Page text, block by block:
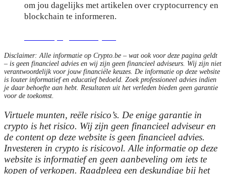
om jou dagelijks met artikelen over cryptocurrency en
blockchain te informeren.
Disclaimer: Alle informatie op Crypto.be – wat ook voor deze pagina geldt
– is geen financieel advies en wij zijn geen financieel adviseurs. Wij zijn niet
verantwoordelijk voor jouw financiële keuzes. De informatie op deze website
is louter informatief en educatief bedoeld. Zoek professioneel advies indien
je daar behoefte aan hebt. Resultaten uit het verleden bieden geen garantie
voor de toekomst.
Virtuele munten, reële risico’s. De enige garantie in
crypto is het risico. Wij zijn geen financieel adviseur en
de content op deze website is geen financieel advies.
Investeren in crypto is risicovol. Alle informatie op deze
website is informatief en geen aanbeveling om iets te
kopen of verkopen. Raadpleeg een deskundige bij het